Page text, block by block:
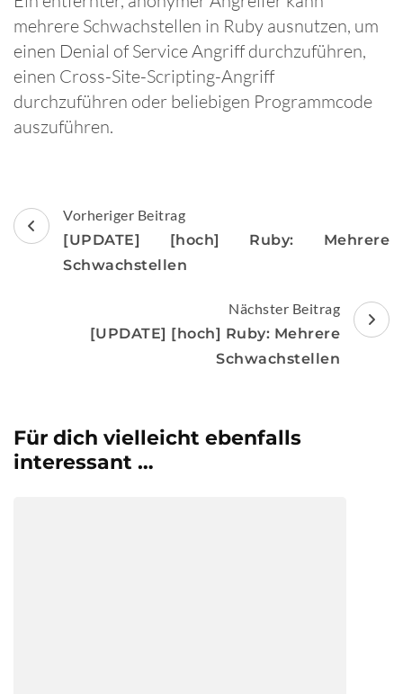
mehrere Schwachstellen in Ruby ausnutzen, um
einen Denial of Service Angriff durchzuführen,
einen Cross-Site-Scripting-Angriff
durchzuführen oder beliebigen Programmcode
auszuführen.
Beitragsnavigation
Vorheriger Beitrag
[UPDATE] [hoch] Ruby: Mehrere
Schwachstellen
Nächster Beitrag
[UPDATE] [hoch] Ruby: Mehrere
Schwachstellen
Für dich vielleicht ebenfalls
interessant …